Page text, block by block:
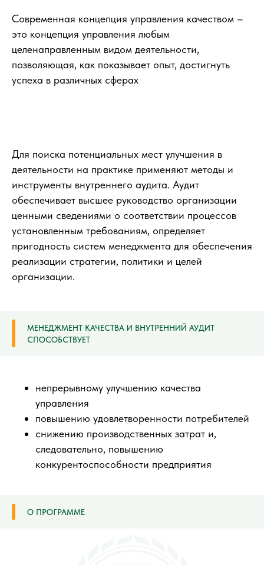
Современная концепция управления качеством –
это концепция управления любым
целенаправленным видом деятельности,
позволяющая, как показывает опыт, достигнуть
успеха в различных сферах
Для поиска потенциальных мест улучшения в
деятельности на практике применяют методы и
инструменты внутреннего аудита. Аудит
обеспечивает высшее руководство организации
ценными сведениями о соответствии процессов
установленным требованиям, определяет
пригодность систем менеджмента для обеспечения
реализации стратегии, политики и целей
организации.
МЕНЕДЖМЕНТ КАЧЕСТВА И ВНУТРЕННИЙ АУДИТ
СПОСОБСТВУЕТ
непрерывному улучшению качества
управления
повышению удовлетворенности потребителей
снижению производственных затрат и,
следовательно, повышению
конкурентоспособности предприятия
О ПРОГРАММЕ